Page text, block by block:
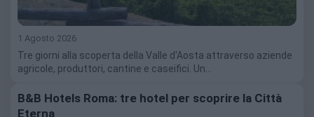
1 Agosto 2026
Tre giorni alla scoperta della Valle d'Aosta attraverso aziende
agricole, produttori, cantine e caseifici. Un…
B&B Hotels Roma: tre hotel per scoprire la Città
Eterna